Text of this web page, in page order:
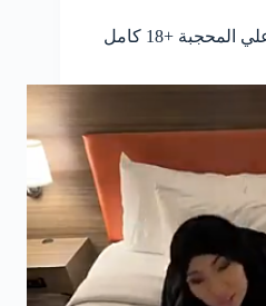
خاص للبنات!! مقطع أميرة علي المحجبة +18 كامل